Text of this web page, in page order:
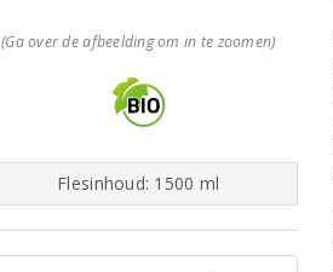
(Ga over de afbeelding om in te zoomen)
Flesinhoud: 1500 ml